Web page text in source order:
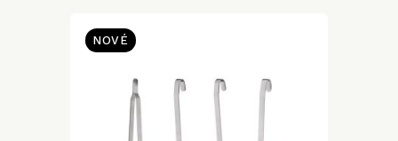
NOVÉ